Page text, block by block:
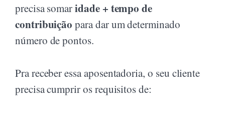
precisa somaridade + tempo de
contribuição para dar um determinado
número de pontos.
Pra receber essa aposentadoria, o seu cliente
precisa cumprir os requisitos de: